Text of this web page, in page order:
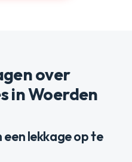
over
in Woerden
lekkage op te